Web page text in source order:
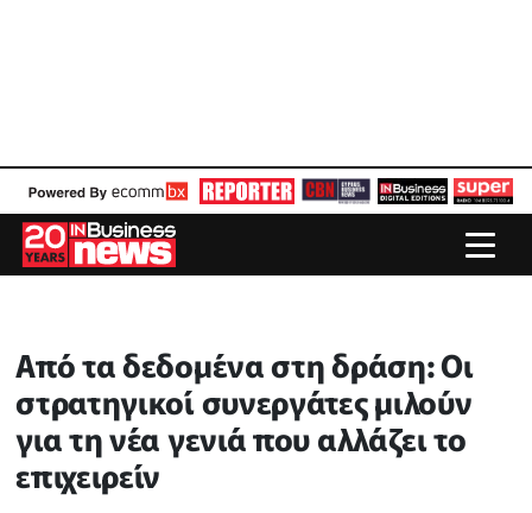
Από τα δεδομένα στη δράση: Οι
στρατηγικοί συνεργάτες μιλούν
για τη νέα γενιά που αλλάζει το
επιχειρείν